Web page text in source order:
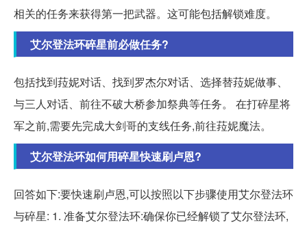
相关的任务来获得第一把武器。这可能包括解锁难度。
艾尔登法环碎星前必做任务?
包括找到菈妮对话、找到罗杰尔对话、选择替菈妮做事、
与三人对话、前往不破大桥参加祭典等任务。 在打碎星将
军之前,需要先完成大剑哥的支线任务,前往菈妮魔法。
艾尔登法环如何用碎星快速刷卢恩?
回答如下:要快速刷卢恩,可以按照以下步骤使用艾尔登法环
与碎星: 1. 准备艾尔登法环:确保你已经解锁了艾尔登法环,